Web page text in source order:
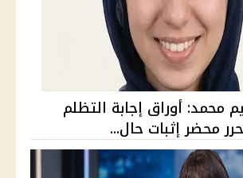
الـ4% ريم محمد: أوراق إجابة التظلم
محضر إثبات حال...